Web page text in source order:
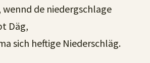
wennd de niedergschlage
Däg,
sich heftige Niederschläg.